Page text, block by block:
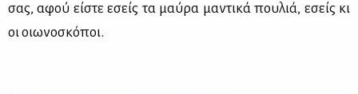
σας, αφού εί­στε εσείς τα μαύ­ρα μα­ντι­κά που­λιά, εσείς κι
οι οιω­νο­σκό­ποι.